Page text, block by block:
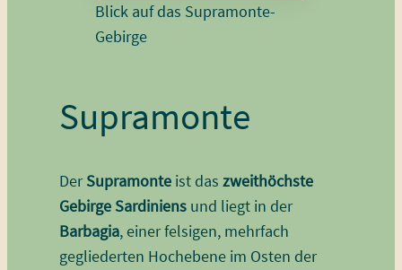
Blick auf das Supramonte-
Gebirge
Supramonte
DerSupramonteist das zweithöchste
Gebirge Sardiniens und liegt in der
Barbagia, einer felsigen, mehrfach
gegliederten Hochebene im Osten der